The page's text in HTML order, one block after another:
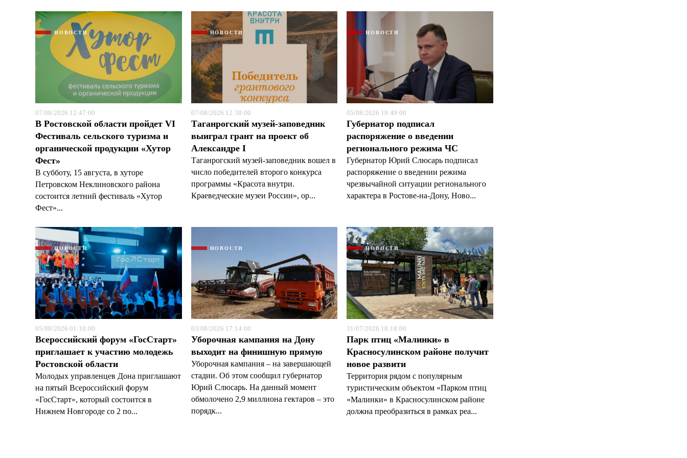
НОВОСТИ
07/08/2026 12:47:00
В Ростовской области пройдет VI
Фестиваль сельского туризма и
органической продукции «Хутор
Фест»
В субботу, 15 августа, в хуторе
Петровском Неклиновского района
состоится летний фестиваль «Хутор
Фест»...
НОВОСТИ
07/08/2026 12:38:00
Таганрогский музей-заповедник
выиграл грант на проект об
Александре I
Таганрогский музей-заповедник вошел в
число победителей второго конкурса
программы «Красота внутри.
Краеведческие музеи России», ор...
НОВОСТИ
05/08/2026 19:49:00
Губернатор подписал
распоряжение о введении
регионального режима ЧС
Губернатор Юрий Слюсарь подписал
распоряжение о введении режима
чрезвычайной ситуации регионального
характера в Ростове-на-Дону, Ново...
НОВОСТИ
05/08/2026 01:10:00
Всероссийский форум «ГосСтарт»
приглашает к участию молодежь
Ростовской области
Молодых управленцев Дона приглашают
на пятый Всероссийский форум
«ГосСтарт», который состоится в
Нижнем Новгороде со 2 по...
НОВОСТИ
03/08/2026 17:14:00
Уборочная кампания на Дону
выходит на финишную прямую
Уборочная кампания – на завершающей
стадии. Об этом сообщил губернатор
Юрий Слюсарь. На данный момент
обмолочено 2,9 миллиона гектаров – это
порядк...
НОВОСТИ
31/07/2026 18:18:00
Парк птиц «Малинки» в
Красносулинском районе получит
новое развити
Территория рядом с популярным
туристическим объектом «Парком птиц
«Малинки» в Красносулинском районе
должна преобразиться в рамках реа...